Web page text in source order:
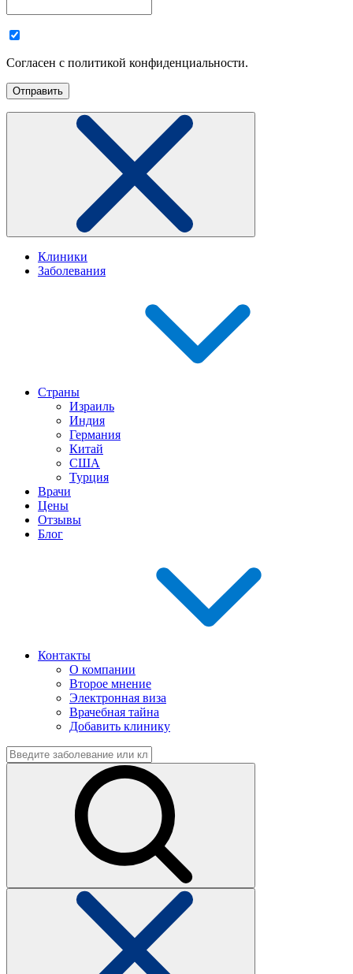
Согласен с политикой конфиденциальности.
Клиники
Заболевания
Страны
Израиль
Индия
Германия
Китай
США
Турция
Врачи
Цены
Отзывы
Блог
Контакты
О компании
Второе мнение
Электронная виза
Врачебная тайна
Добавить клинику